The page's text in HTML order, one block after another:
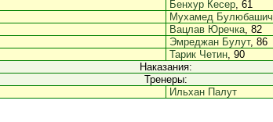
Бенхур Кесер, 61
Мухамед Булюбашич
Вацлав Юречка, 82
Эмреджан Булут, 86
Тарик Четин, 90
Наказания:
Тренеры:
Ильхан Палут